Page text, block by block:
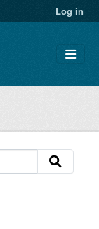
Log in